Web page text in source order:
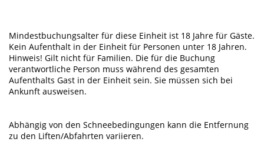
Mindestbuchungsalter für diese Einheit ist 18 Jahre für Gäste.
Kein Aufenthalt in der Einheit für Personen unter 18 Jahren.
Hinweis! Gilt nicht für Familien. Die für die Buchung
verantwortliche Person muss während des gesamten
Aufenthalts Gast in der Einheit sein. Sie müssen sich bei
Ankunft ausweisen.
Abhängig von den Schneebedingungen kann die Entfernung
zu den Liften/Abfahrten variieren.